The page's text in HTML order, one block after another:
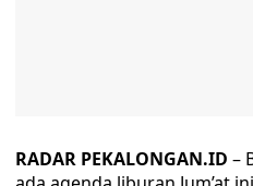
RADAR PEKALONGAN.ID –